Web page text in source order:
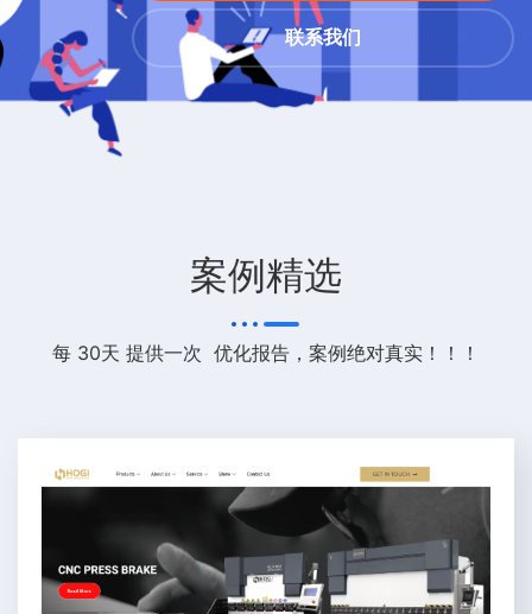
联系我们
案例精选
每 30天 提供一次 优化报告，案例绝对真实！！！